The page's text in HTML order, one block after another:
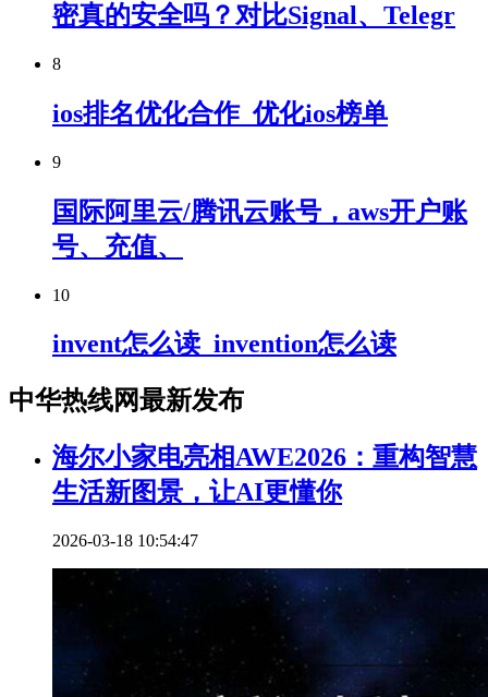
密真的安全吗？对比Signal、Telegr
8
ios排名优化合作_优化ios榜单
9
国际阿里云/腾讯云账号，aws开户账
号、充值、
10
invent怎么读_invention怎么读
中华热线网最新发布
海尔小家电亮相AWE2026：重构智慧
生活新图景，让AI更懂你
2026-03-18 10:54:47